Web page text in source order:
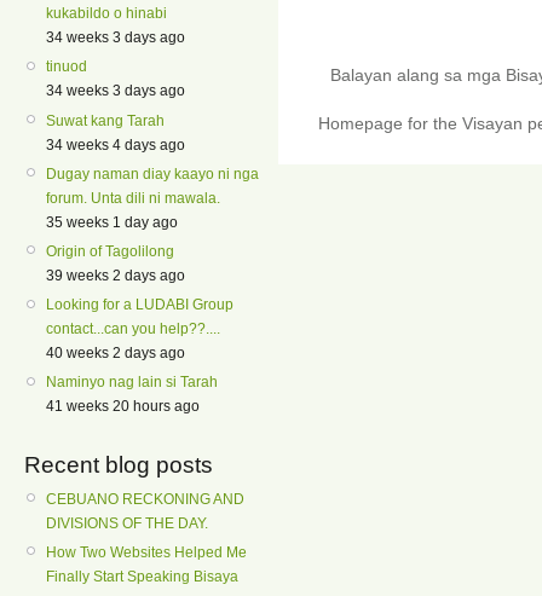
kukabildo o hinabi
34 weeks 3 days ago
tinuod
34 weeks 3 days ago
Suwat kang Tarah
34 weeks 4 days ago
Dugay naman diay kaayo ni nga
forum. Unta dili ni mawala.
35 weeks 1 day ago
Origin of Tagolilong
39 weeks 2 days ago
Looking for a LUDABI Group
contact...can you help??....
40 weeks 2 days ago
Naminyo nag lain si Tarah
41 weeks 20 hours ago
Recent blog posts
CEBUANO RECKONING AND
DIVISIONS OF THE DAY.
How Two Websites Helped Me
Finally Start Speaking Bisaya
Balayan alang sa mga
Homepage for the Visayan